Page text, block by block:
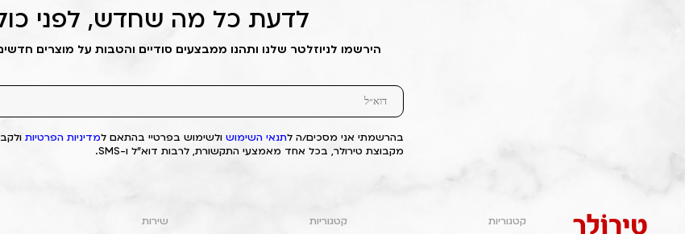
לדעת כל מה שחדש, לפני
הירשמו לניוזלטר שלנו ותהנו ממבצעים סודיים והטבות על מוצרים
בהרשמתי אני מסכים/ה לתנאי השימוש ולשימוש בפרטיי בהתאם למדיניות הפרטיות
מקבוצת טירולר, בכל אחד מאמצעי התקשורת, לרבות דוא"ל ו-SMS.
קטגוריות
קטגוריות
שירות